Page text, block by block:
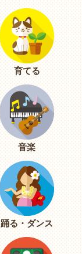
育てる
音楽
踊る・ダンス